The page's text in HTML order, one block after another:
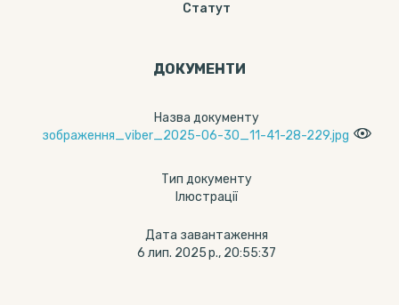
Статут
ДОКУМЕНТИ
Назва документу
зображення_viber_2025-06-30_11-41-28-229.jpg
Тип документу
Ілюстрації
Дата завантаження
6 лип. 2025 р., 20:55:37